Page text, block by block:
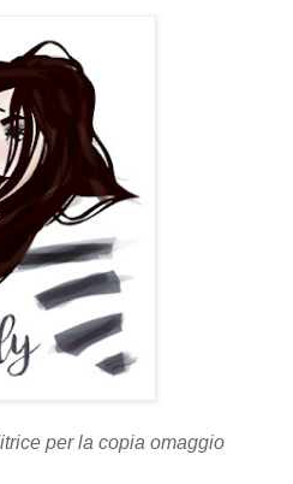
per la copia omaggio